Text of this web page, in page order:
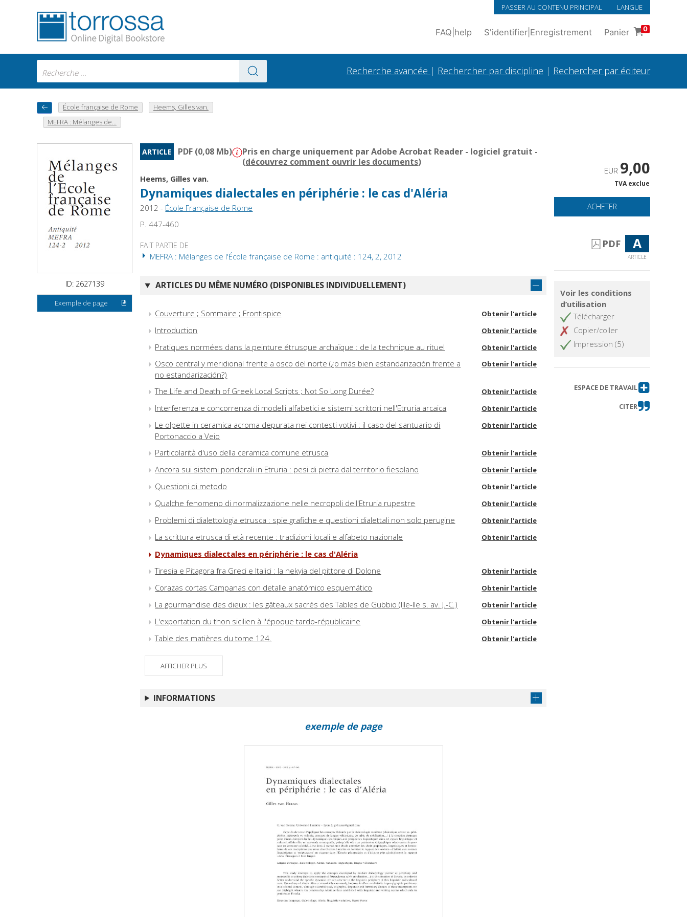
PASSER AU CONTENU PRINCIPAL LANGUE
FAQ help S'identifier Enregistrement Panier 0
Recherche avancée | Rechercher par discipline | Rechercher par éditeur
École française de Rome
Heems, Gilles van.
MEFRA : Mélanges de...
ID: 2627139
Exemple de page
ARTICLE PDF (0,08 Mb)
Pris en charge uniquement par Adobe Acrobat Reader - logiciel gratuit -
(découvrez comment ouvrir les documents)
Heems, Gilles van.
Dynamiques dialectales en périphérie : le cas d'Aléria
2012 - École Française de Rome
P. 447-460
FAIT PARTIE DE
MEFRA : Mélanges de l'École française de Rome : antiquité : 124, 2, 2012
ARTICLES DU MÊME NUMÉRO (DISPONIBLES INDIVIDUELLEMENT)
Couverture ; Sommaire ; Frontispice Obtenir l'article
Introduction Obtenir l'article
Pratiques normées dans la peinture étrusque archaïque : de la technique au rituel Obtenir l'article
Osco central y meridional frente a osco del norte (¿o más bien estandarización frente a
no estandarización?)
Obtenir l'article
The Life and Death of Greek Local Scripts ; Not So Long Durée? Obtenir l'article
Interferenza e concorrenza di modelli alfabetici e sistemi scrittori nell'Etruria arcaica Obtenir l'article
Le olpette in ceramica acroma depurata nei contesti votivi : il caso del santuario di
Portonaccio a Veio
Obtenir l'article
Particolarità d'uso della ceramica comune etrusca Obtenir l'article
Ancora sui sistemi ponderali in Etruria : pesi di pietra dal territorio fiesolano Obtenir l'article
Questioni di metodo Obtenir l'article
Qualche fenomeno di normalizzazione nelle necropoli dell'Etruria rupestre Obtenir l'article
Problemi di dialettologia etrusca : spie grafiche e questioni dialettali non solo perugine Obtenir l'article
La scrittura etrusca di età recente : tradizioni locali e alfabeto nazionale Obtenir l'article
Dynamiques dialectales en périphérie : le cas d'Aléria
Tiresia e Pitagora fra Greci e Italici : la nekyia del pittore di Dolone
Obtenir l'article
Corazas cortas Campanas con detalle anatómico esquemático Obtenir l'article
La gourmandise des dieux : les gâteaux sacrés des Tables de Gubbio (IIIe-IIe s. av. J.-C.) Obtenir l'article
L'exportation du thon sicilien à l'époque tardo-républicaine Obtenir l'article
Table des matières du tome 124. Obtenir l'article
AFFICHER PLUS
INFORMATIONS
EUR 9,00
TVA exclue
ACHETER
PDF A
ARTICLE
Voir les conditions
d’utilisation
Télécharger
Copier/coller
Impression (5)
ESPACE DE TRAVAIL
CITER
exemple de page